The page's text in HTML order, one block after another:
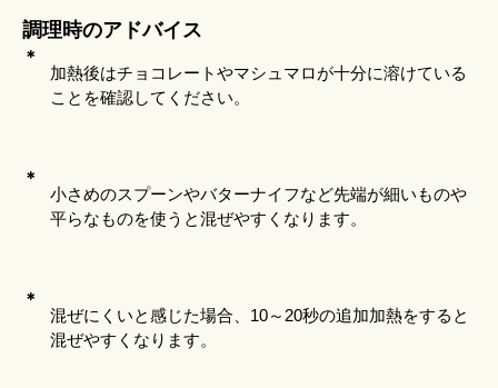
調理時のアドバイス
＊
加熱後はチョコレートやマシュマロが十分に溶けている
ことを確認してください。
＊
小さめのスプーンやバターナイフなど先端が細いものや
平らなものを使うと混ぜやすくなります。
＊
混ぜにくいと感じた場合、10～20秒の追加加熱をすると
混ぜやすくなります。